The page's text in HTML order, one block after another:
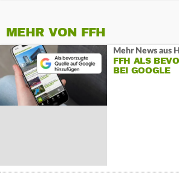
MEHR VON FFH
Mehr News aus
FFH ALS
BEI GOOGLE